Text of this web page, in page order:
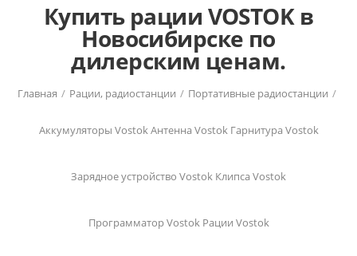
Купить рации VOSTOK в
Новосибирске по
дилерским ценам.
Главная / Рации, радиостанции / Портативные радиостанции /
Аккумуляторы VostokАнтенна Vostok Гарнитура Vostok
Зарядное устройство Vostok Клипса Vostok
Программатор Vostok Рации Vostok